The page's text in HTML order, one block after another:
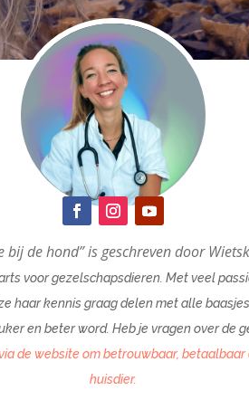
bij de hond” is geschreven door
voor gezelschapsdieren. Met veel
haar kennis graag delen met alle
en beter word. Heb je vragen over de
de website om betrouwbaar,
huisdier.